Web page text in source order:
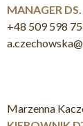
MANAGER
+48 509 598
Marzenna